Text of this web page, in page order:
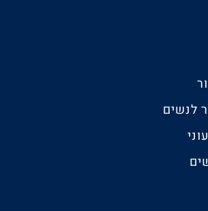
לנשים